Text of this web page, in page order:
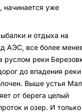
уже
и отдыха на
АЭС, все более
руслом реки
до впадения реки
Выше устья
от берега целый
и озер. И только